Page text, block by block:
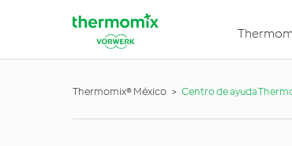
Thermomix® México Centro de ayuda